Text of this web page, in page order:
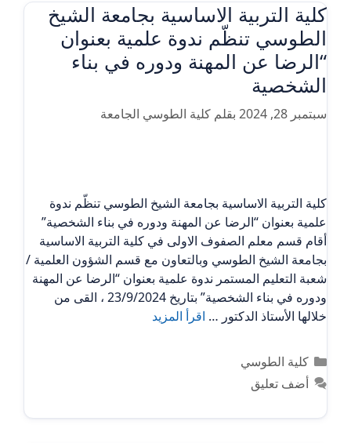
كلية التربية الاساسية بجامعة الشيخ
الطوسي تنظّم ندوة علمية بعنوان
“الرضا عن المهنة ودوره في بناء
الشخصية
سبتمبر 28, 2024 بقلم كلية الطوسي الجامعة
كلية التربية الاساسية بجامعة الشيخ الطوسي تنظّم ندوة
علمية بعنوان “الرضا عن المهنة ودوره في بناء الشخصية”
أقام قسم معلم الصفوف الاولى في كلية التربية الاساسية
بجامعة الشيخ الطوسي وبالتعاون مع قسم الشؤون العلمية /
شعبة التعليم المستمر ندوة علمية بعنوان “الرضا عن المهنة
ودوره في بناء الشخصية” بتاريخ 23/9/2024 ، القى من
خلالها الأستاذ الدكتور … اقرأ المزيد
التصنيفات
كلية الطوسي
أضف تعليق